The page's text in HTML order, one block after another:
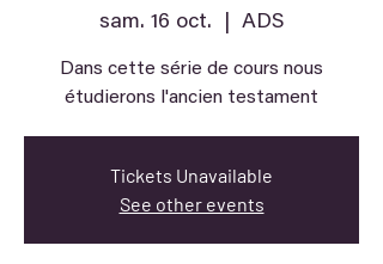
sam. 16 oct. ADS
Dans cette série de cours nous
étudierons l'ancien testament
Tickets Unavailable
See other events